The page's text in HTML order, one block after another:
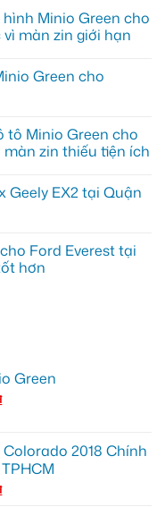
Minio Green cho
màn zin giới hạn
Green cho
tô Minio Green cho
màn zin thiếu tiện ích
EX2 tại Quận
Ford Everest tại
hơn
Green
2018 Chính